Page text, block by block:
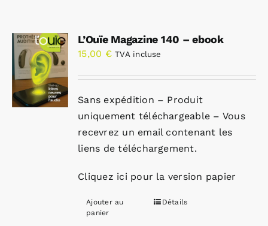
L’Ouïe Magazine 140 – ebook
15,00 € TVA incluse
Sans expédition – Produit
uniquement téléchargeable – Vous
recevrez un email contenant les
liens de téléchargement.
Cliquez ici pour la version papier
Ajouter au
panier
Détails